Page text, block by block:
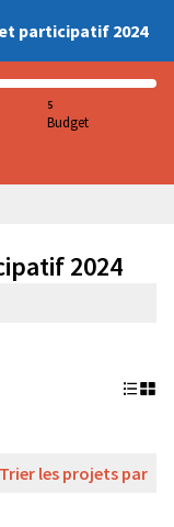
participatif 2024
5
Budget
2024
Trier les projets par